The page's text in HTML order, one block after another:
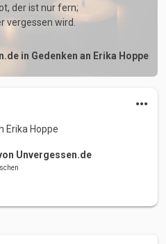
der ist nur fern;
vergessen wird.
in Gedenken an Erika Hoppe
Erika Hoppe
Unvergessen.de